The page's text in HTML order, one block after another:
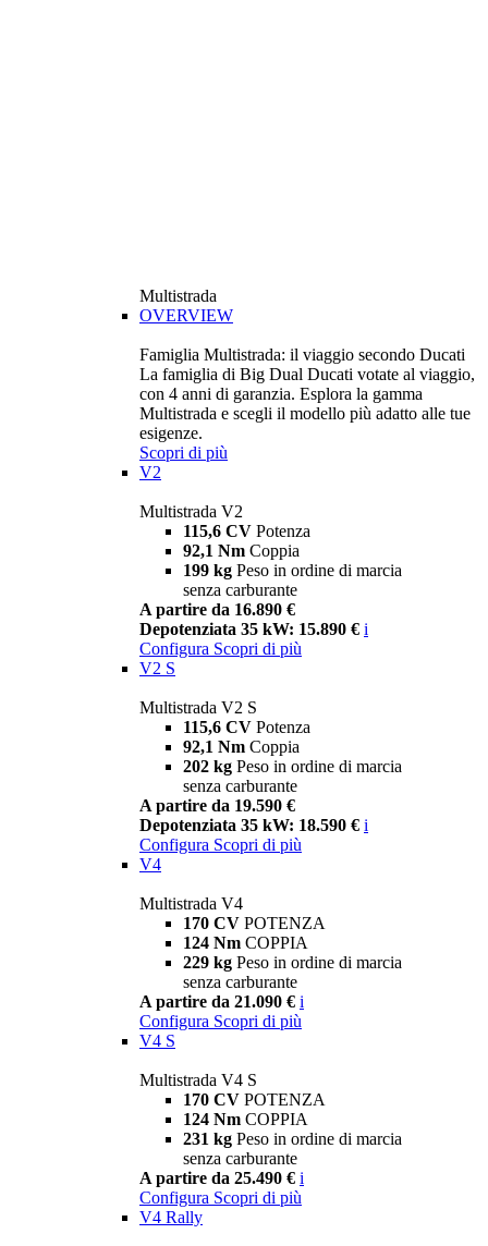
Multistrada
OVERVIEW
Famiglia Multistrada: il viaggio secondo Ducati
La famiglia di Big Dual Ducati votate al viaggio,
con 4 anni di garanzia. Esplora la gamma
Multistrada e scegli il modello più adatto alle tue
esigenze.
Scopri di più
V2
Multistrada V2
115,6 CV Potenza
92,1 Nm Coppia
199 kg Peso in ordine di marcia
senza carburante
A partire da 16.890 €
Depotenziata 35 kW: 15.890 € i
Configura Scopri di più
V2 S
Multistrada V2 S
115,6 CV Potenza
92,1 Nm Coppia
202 kg Peso in ordine di marcia
senza carburante
A partire da 19.590 €
Depotenziata 35 kW: 18.590 € i
Configura Scopri di più
V4
Multistrada V4
170 CV POTENZA
124 Nm COPPIA
229 kg Peso in ordine di marcia
senza carburante
A partire da 21.090 € i
Configura Scopri di più
V4 S
Multistrada V4 S
170 CV POTENZA
124 Nm COPPIA
231 kg Peso in ordine di marcia
senza carburante
A partire da 25.490 € i
Configura Scopri di più
V4 Rally